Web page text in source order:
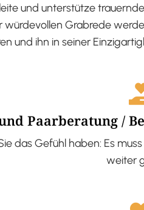
und unterstütze
würdevollen Grabrede
und ihn in seiner
Paarberatung /
das Gefühl haben: Es
weiter